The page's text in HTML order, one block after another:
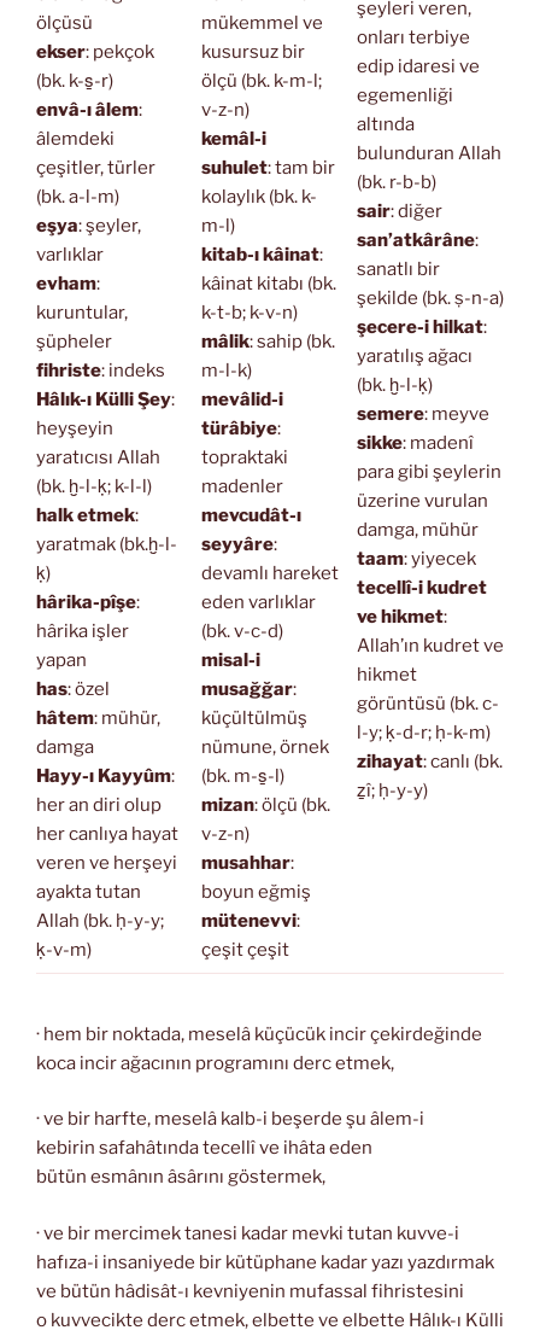
ölçüsü
ekser: pekçok
(bk. k-s̱-r)
envâ-ı âlem:
âlemdeki
çeşitler, türler
(bk. a-l-m)
eşya: şeyler,
varlıklar
evham:
kuruntular,
şüpheler
fihriste: indeks
Hâlık-ı Külli Şey:
heyşeyin
yaratıcısı Allah
(bk. ḫ-l-ḳ; k-l-l)
halk etmek:
yaratmak (bk.ḫ-l-
ḳ)
hârika-pîşe:
hârika işler
yapan
has: özel
hâtem: mühür,
damga
Hayy-ı Kayyûm:
her an diri olup
her canlıya hayat
veren ve herşeyi
ayakta tutan
Allah (bk. ḥ-y-y;
ḳ-v-m)
mükemmel ve
kusursuz bir
ölçü (bk. k-m-l;
v-z-n)
kemâl-i
suhulet: tam bir
kolaylık (bk. k-
m-l)
kitab-ı kâinat:
kâinat kitabı (bk.
k-t-b; k-v-n)
mâlik: sahip (bk.
m-l-k)
mevâlid-i
türâbiye:
topraktaki
madenler
mevcudât-ı
seyyâre:
devamlı hareket
eden varlıklar
(bk. v-c-d)
misal-i
musağğar:
küçültülmüş
nümune, örnek
(bk. m-s̱-l)
mizan: ölçü (bk.
v-z-n)
musahhar:
boyun eğmiş
mütenevvi:
çeşit çeşit
şeyleri veren,
onları terbiye
edip idaresi ve
egemenliği
altında
bulunduran Allah
(bk. r-b-b)
sair: diğer
san’atkârâne:
sanatlı bir
şekilde (bk. ṣ-n-a)
şecere-i hilkat:
yaratılış ağacı
(bk. ḫ-l-ḳ)
semere: meyve
sikke: madenî
para gibi şeylerin
üzerine vurulan
damga, mühür
taam: yiyecek
tecellî-i kudret
ve hikmet:
Allah’ın kudret ve
hikmet
görüntüsü (bk. c-
l-y; ḳ-d-r; ḥ-k-m)
zihayat: canlı (bk.
ẕî; ḥ-y-y)
· hem bir noktada, meselâ küçücük incir çekirdeğinde
koca incir ağacının programını derc etmek,
· ve bir harfte, meselâ kalb-i beşerde şu âlem-i
kebirin safahâtında tecellî ve ihâta eden
bütün esmânın âsârını göstermek,
· ve bir mercimek tanesi kadar mevki tutan kuvve-i
hafıza-i insaniyede bir kütüphane kadar yazı yazdırmak
ve bütün hâdisât-ı kevniyenin mufassal fihristesini
o kuvvecikte derc etmek, elbette ve elbette Hâlık-ı Külli